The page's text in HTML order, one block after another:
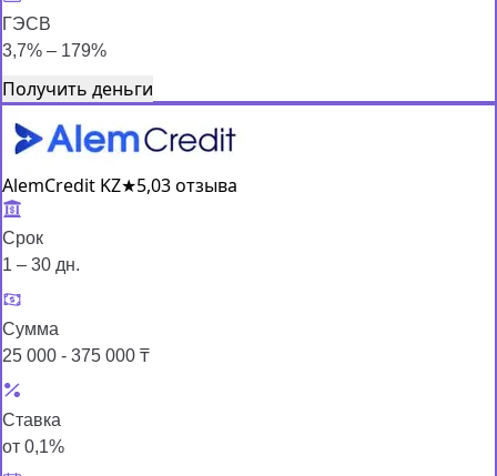
ГЭСВ
3,7% – 179%
Получить деньги
AlemCredit KZ★5,03 отзыва
Срок
1 – 30 дн.
Сумма
25 000 - 375 000 ₸
Ставка
от 0,1%